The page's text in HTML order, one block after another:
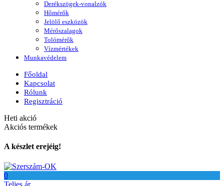
Derékszögek-vonalzók
Hőmérők
Jelölő eszközök
Mérőszalagok
Tolómérők
Vízmértékek
Munkavédelem
Főoldal
Kapcsolat
Rólunk
Regisztráció
Heti akció
Akciós termékek
A készlet erejéig!
0
Teljes ár